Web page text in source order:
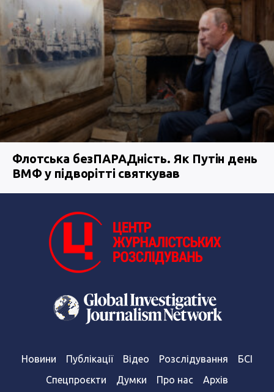
Флотська безПАРАДність. Як Путін день
ВМФ у підворітті святкував
Новини Публікації Відео Розслідування
БСІ
Спецпроєкти
Думки Про нас Архів